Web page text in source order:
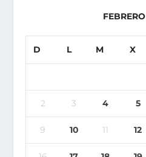
D L M X
2 3 4 5
9 10 11 12